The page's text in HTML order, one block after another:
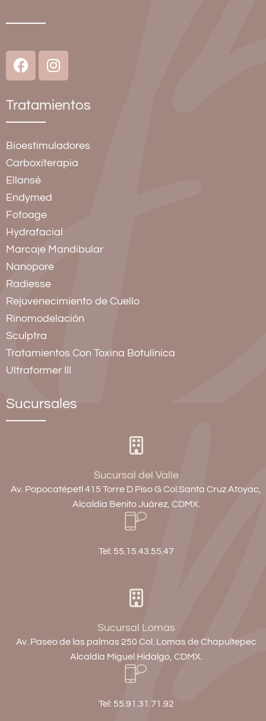
Tratamientos
Bioestimuladores
Carboxiterapia
Ellansé
Endymed
Fotoage
Hydrafacial
Marcaje Mandibular
Nanopore
Radiesse
Rejuvenecimiento de Cuello
Rinomodelación
Sculptra
Tratamientos Con Toxina Botulínica
Ultraformer III
Sucursales
Sucursal del Valle
Av. Popocatépetl 415 Torre D Piso G Col.Santa Cruz Atoyac,
Alcaldía Benito Juárez, CDMX.
Tel: 55.15.43.55.47
Sucursal Lomas
Av. Paseo de las palmas 250 Col. Lomas de Chapultepec
Alcaldía Miguel Hidalgo, CDMX.
Tel: 55.91.31.71.92